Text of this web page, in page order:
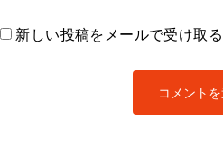
新しい投稿をメールで受け取る